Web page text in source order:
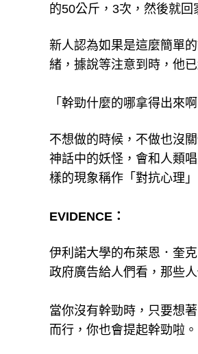
的50公斤，3次，然後就回
新人認為如果是這麼簡單
緒，據說等注意到時，他
「幹勁什麼的哪拿得出來啊
不想做的時候，不做也沒
神話中的妖怪，會和人類
樣的現象稱作「對抗心理」
EVIDENCE：
伊利諾大學的布萊恩．奎
政府廣告給人們看，那些
當你沒有幹勁時，只要想
而行，你也會提起幹勁啦。